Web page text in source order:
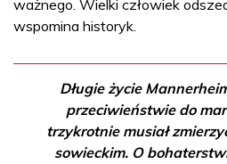
ważnego. Wielki człowiek
wspomina historyk.
Długie życie
przeciwieństwie do
trzykrotnie musiał
sowieckim. O